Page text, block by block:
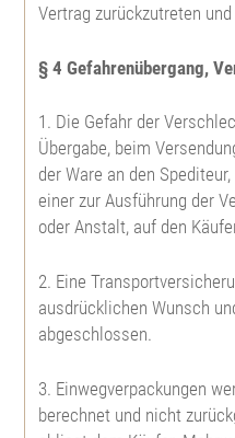
Mammutbaum
Lebensbaum
Riesenlebensbaum
Westamerik. Tsuga
Nutzholzpappel
Edelkastanie
Johannibeere
Büschelrose
Weinrose
Blaue Hechtrose
Apfelrose
Bibernellrose
Vertrag zurückzutreten
§ 4 Gefahrenübergang,
1. Die Gefahr der
Übergabe, beim
der Ware an den
einer zur Ausführung der
oder Anstalt, auf den
2. Eine
ausdrücklichen Wunsch
abgeschlossen.
3. Einwegverpackungen
berechnet und nicht